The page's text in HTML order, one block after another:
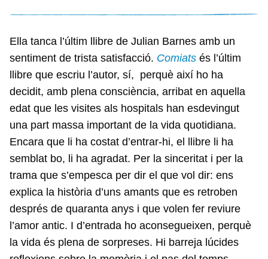
Ella tanca l’últim llibre de Julian Barnes amb un
sentiment de trista satisfacció. Comiats és l’últim
llibre que escriu l’autor, sí, perquè així ho ha
decidit, amb plena consciència, arribat en aquella
edat que les visites als hospitals han esdevingut
una part massa important de la vida quotidiana.
Encara que li ha costat d’entrar-hi, el llibre li ha
semblat bo, li ha agradat. Per la sinceritat i per la
trama que s’empesca per dir el que vol dir: ens
explica la història d’uns amants que es retroben
després de quaranta anys i que volen fer reviure
l’amor antic. I d’entrada ho aconsegueixen, perquè
la vida és plena de sorpreses. Hi barreja lúcides